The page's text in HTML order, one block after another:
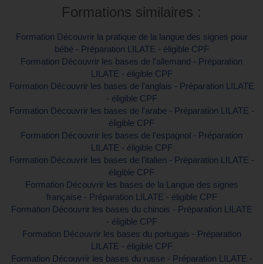
Formations similaires :
Formation Découvrir la pratique de la langue des signes pour
bébé - Préparation LILATE - éligible CPF
Formation Découvrir les bases de l'allemand - Préparation
LILATE - éligible CPF
Formation Découvrir les bases de l'anglais - Préparation LILATE
- éligible CPF
Formation Découvrir les bases de l'arabe - Préparation LILATE -
éligible CPF
Formation Découvrir les bases de l'espagnol - Préparation
LILATE - éligible CPF
Formation Découvrir les bases de l'italien - Préparation LILATE -
éligible CPF
Formation Découvrir les bases de la Langue des signes
française - Préparation LILATE - éligible CPF
Formation Découvrir les bases du chinois - Préparation LILATE
- éligible CPF
Formation Découvrir les bases du portugais - Préparation
LILATE - éligible CPF
Formation Découvrir les bases du russe - Préparation LILATE -